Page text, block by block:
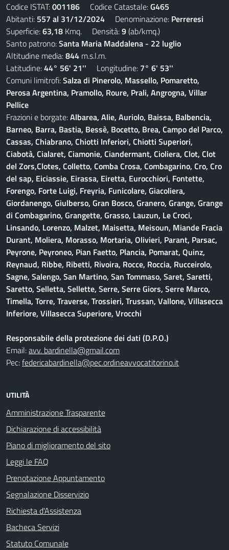
Codice ISTAT:001186 Codice Catastale:G465
Abitanti: 557 al 31/12/2024 Denominazione: Perreresi
Superficie:63,18 Kmq. Densità:9(ab/kmq.)
Santo patrono:Santa Maria Maddalena - 22 luglio
Altitudine media:844 m.s.l.m.
Latitudine:44° 56' 21'' Longitudine: 7° 6' 53''
Comuni limitrofi:Salza di Pinerolo, Massello, Pomaretto,
Perosa Argentina, Pramollo, Roure, Prali, Angrogna, Villar
Pellice
Frazioni e borgate:Albarea, Alie, Auriolo, Baissa, Balbencia,
Barneo, Barra, Bastia, Bessè, Bocetto, Brea, Campo del Parco,
Cassas, Chiabrano, Chiotti Inferiori, Chiotti Superiori,
Ciabotà, Cialaret, Ciamonie, Ciandermant, Cioliera, Clot, Clot
del Zors,Clotes, Colletto, Comba Crosa, Combagarino, Cro, Cro
del sap, Eiciassie, Eirassa, Eiretta, Eurocchiori, Fontette,
Forengo, Forte Luigi, Freyria, Funicolare, Giacoliera,
Giordanengo, Giulberso, Gran Bosco, Granero, Grange, Grange
di Combagarino, Grangette, Grasso, Lauzun, Le Croci,
Linsando, Lorenzo, Malzet, Maisetta, Meisoun, Miande Fracia
Durant, Moliera, Morasso, Mortaria, Olivieri, Parant, Parsac,
Peyrone, Peyroneo, Pian Faetto, Plancia, Pomarat, Quinz,
Reynaud, Ribbe, Ribetti, Rivoira, Rocce, Roccia, Rucceirolo,
Sagne, Salengo, San Martino, San Tommaso, Saret, Saretti,
Saretto, Selletta, Sellette, Serre, Serre Giors, Serre Marco,
Timella, Torre, Traverse, Trossieri, Trussan, Vallone, Villasecca
Inferiore, Villasecca Superiore, Vrocchi
Responsabile della protezione dei dati (D.P.O.)
Email:avv. bardinella@gmail.com
Pec:federicabardinella@pec.ordineavvocatitorino.it
UTILITÀ
Amministrazione Trasparente
Dichiarazione di accessibilità
Piano di miglioramento del sito
Leggi le FAQ
Prenotazione Appuntamento
Segnalazione Disservizio
Richiesta d'Assistenza
Bacheca Servizi
Statuto Comunale